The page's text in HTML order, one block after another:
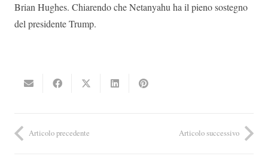
Brian Hughes. Chiarendo che Netanyahu ha il pieno sostegno
del presidente Trump.
Articolo precedente Articolo successivo